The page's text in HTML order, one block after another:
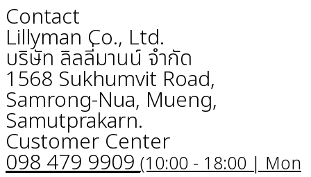
Contact
Lillyman Co., Ltd.
บริษัท ลิลลี่มานน์ จำกัด
1568 Sukhumvit Road,
Samrong-Nua, Mueng,
Samutprakarn.
Customer Center
098 479 9909(10:00 - 18:00 | Mon